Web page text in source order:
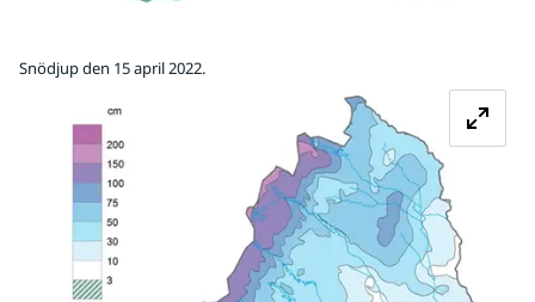
Snödjup den 15 april 2022.